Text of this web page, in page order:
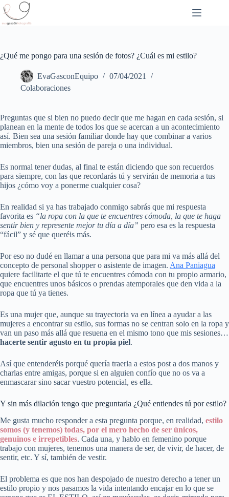
Saltar
al
contenido
¿Qué me pongo para una sesión de fotos? ¿Cuál es mi estilo?
EvaGasconEquipo
07/04/2021
Colaboraciones
Preguntas que si bien no puedo decir que me hagan en cada sesión, si
planean en la mente de todos los que se acercan a un acontecimiento
así. Bien sea una sesión familiar donde hay que combinar a varios
miembros, bien una sesión de pareja o una individual.
Es normal tener dudas, al final te están diciendo que son recuerdos
para siempre, con las que recordarás tú y servirán de memoria a tus
hijos ¿cómo voy a ponerme cualquier cosa?
En realidad si ya has trabajado conmigo sabrás que mi respuesta
favorita es “la ropa con la que te encuentres cómoda, la que te haga
sentir bien y represente mejor tu día a día” pero esa es la respuesta
“fácil” y sé que queréis más.
Por eso no dudé en llamar a una persona que para mi va más allá del
concepto de personal shopper o asistente de imagen. Ana Paniagua
quiere facilitarte el que tú te encuentres cómoda con tu propio armario,
que encuentres unos básicos o prendas atemporales que den vida a la
ropa que tú ya tienes.
Es una mujer que, aunque su trayectoria va en línea a ayudar a las
mujeres a encontrar su estilo, sus formas no se centran solo en la ropa y
van un paso más allá que resuena en el mismo tono que mis sesiones…
hacerte sentir agusto en tu propia piel.
Así que entenderéis porqué quería traerla a estos post a dos manos y
charlas entre amigas, porque si en alguien confío que no os va a
enmascarar sino sacar vuestro potencial, es ella.
Y sin más dilación tengo que preguntarla ¿Qué entiendes tú por estilo?
Me gusta mucho responder a esta pregunta porque, en realidad, estilo
somos (y tenemos) todas, por el mero hecho de ser únicos,
genuinos e irrepetibles. Cada una, y hablo en femenino porque
trabajo con mujeres, tenemos una manera de ser, de vivir, de hacer, de
sentir, etc. Y sí, también de vestir.
El problema es que nos han despojado de nuestro derecho a tener un
estilo propio y nos pasamos la vida intentando encajar en lo que se